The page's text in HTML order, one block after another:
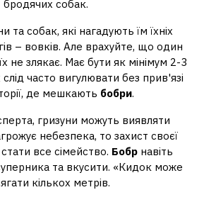
бродячих собак.
та собак, які нагадують їм їхніх
– вовків. Але врахуйте, що один
не злякає. Має бути як мінімум 2-3
часто вигулювати без прив'язі
де мешкають бобри.
гризуни можуть виявляти
небезпека, то захист своєї
все сімейство. Бобрнавіть
та вкусити. «Кидок може
кількох метрів.